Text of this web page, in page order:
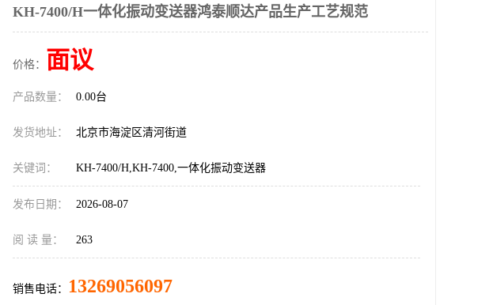
KH-7400/H一体化振动变送器鸿泰顺达产品生产工艺规范
价格： 面议
产品数量： 0.00台
发货地址： 北京市海淀区清河街道
关键词： KH-7400/H,KH-7400,一体化振动变送器
发布日期： 2026-08-07
阅 读 量： 263
销售电话： 13269056097